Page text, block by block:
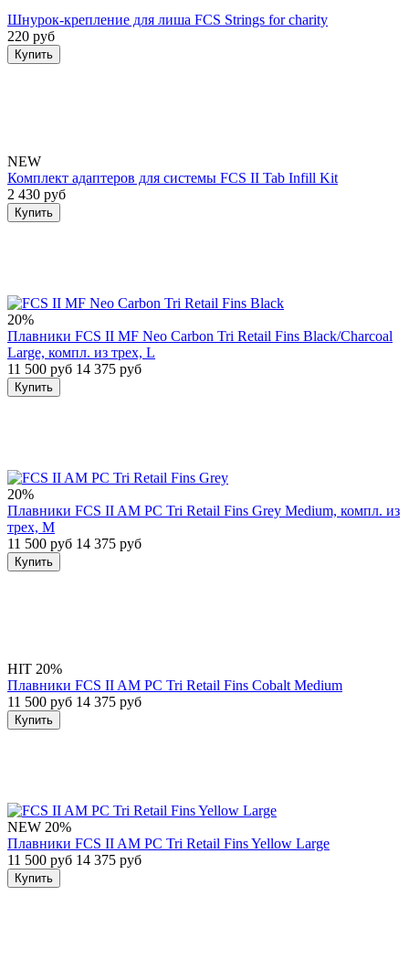
Шнурок-крепление для лиша FCS Strings for charity
220 руб
Купить
NEW
Комплект адаптеров для системы FCS II Tab Infill Kit
2 430 руб
Купить
20%
Плавники FCS II MF Neo Carbon Tri Retail Fins Black/Charcoal
Large, компл. из трех, L
11 500 руб 14 375 руб
Купить
20%
Плавники FCS II AM PC Tri Retail Fins Grey Medium, компл. из
трех, M
11 500 руб 14 375 руб
Купить
HIT 20%
Плавники FCS II AM PC Tri Retail Fins Cobalt Medium
11 500 руб 14 375 руб
Купить
NEW 20%
Плавники FCS II AM PC Tri Retail Fins Yellow Large
11 500 руб 14 375 руб
Купить